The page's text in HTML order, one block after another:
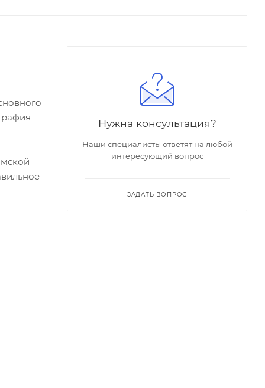
Нужна консультация?
Наши специалисты ответят на любой
интересующий вопрос
ЗАДАТЬ ВОПРОС